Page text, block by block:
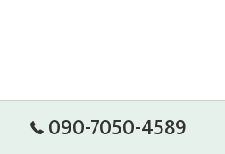
090-7050-4589